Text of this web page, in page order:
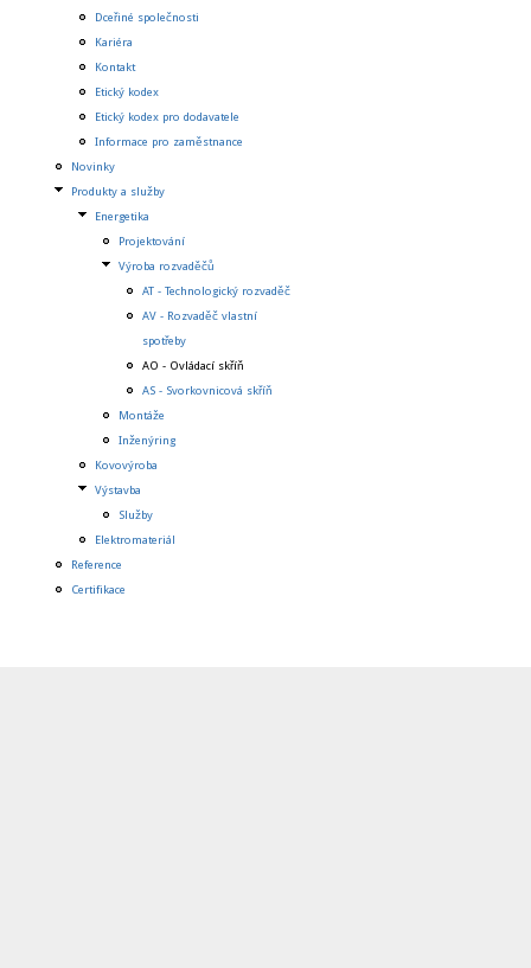
Dceřiné společnosti
Kariéra
Kontakt
Etický kodex
Etický kodex pro dodavatele
Informace pro zaměstnance
Novinky
Produkty a služby
Energetika
Projektování
Výroba rozvaděčů
AT - Technologický rozvaděč
AV - Rozvaděč vlastní
spotřeby
AO - Ovládací skříň
AS - Svorkovnicová skříň
Montáže
Inženýring
Kovovýroba
Výstavba
Služby
Elektromateriál
Reference
Certifikace